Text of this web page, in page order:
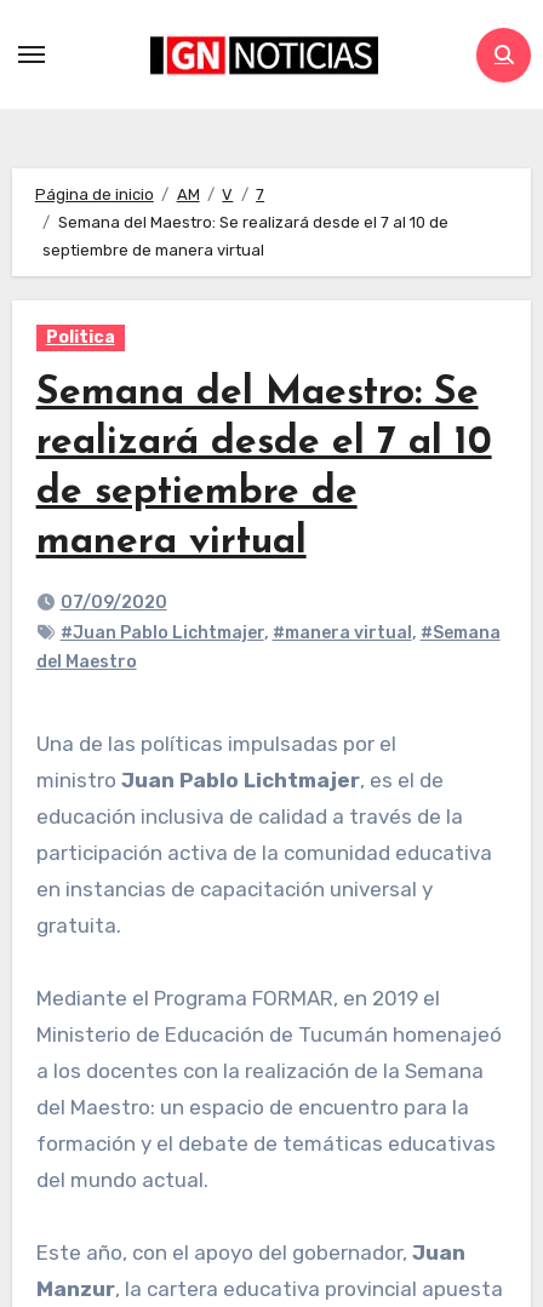
Página de inicio AM V
7
Semana del Maestro: Se realizará desde el 7 al 10 de
septiembre de manera virtual
Politica
Semana del Maestro: Se
realizará desde el 7 al 10
de septiembre de
manera virtual
07/09/2020
#Juan Pablo Lichtmajer, #manera virtual , #Semana
del Maestro
Una de las políticas impulsadas por el
ministro Juan Pablo Lichtmajer, es el de
educación inclusiva de calidad a través de la
participación activa de la comunidad educativa
en instancias de capacitación universal y
gratuita.
Mediante el Programa FORMAR, en 2019 el
Ministerio de Educación de Tucumán homenajeó
a los docentes con la realización de la Semana
del Maestro: un espacio de encuentro para la
formación y el debate de temáticas educativas
del mundo actual.
Este año, con el apoyo del gobernador, Juan
Manzur, la cartera educativa provincial apuesta